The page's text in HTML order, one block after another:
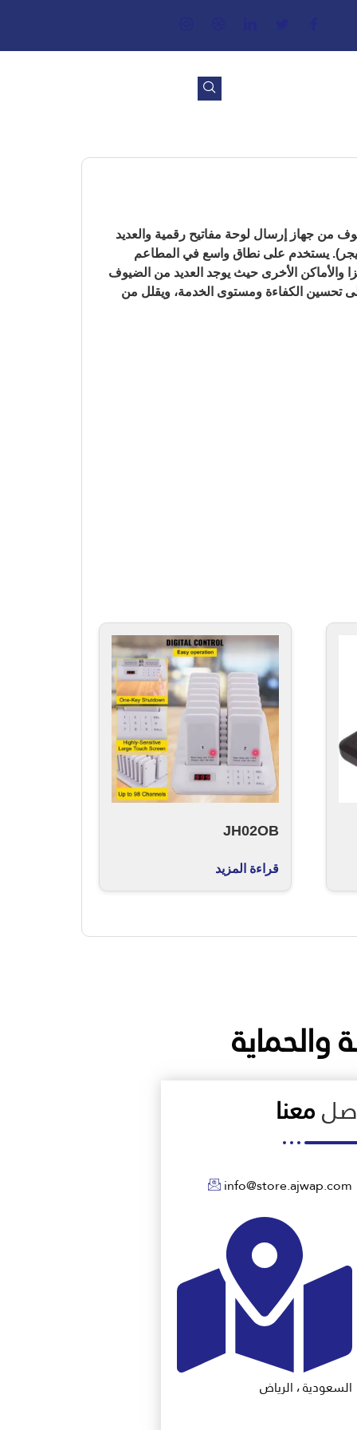
من جهاز إرسال لوحة مفاتيح رقمية والعديد
يستخدم على نطاق واسع في المطاعم
والأماكن الأخرى حيث يوجد العديد من الضيوف
تحسين الكفاءة ومستوى الخدمة، ويقلل من
JH02OB
قراءة المزيد
والحماية
معنا
info@store.ajwap.com
السعودية ، الرياض